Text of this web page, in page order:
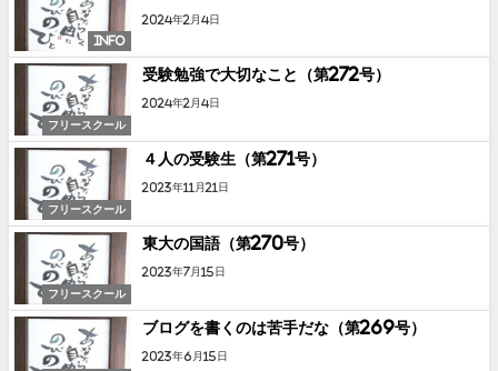
INFO
2024年2月4日
フリースクール
受験勉強で大切なこと（第272号）
2024年2月4日
フリースクール
４人の受験生（第271号）
2023年11月21日
フリースクール
東大の国語（第270号）
2023年7月15日
ブログを書くのは苦手だな（第269号）
2023年6月15日